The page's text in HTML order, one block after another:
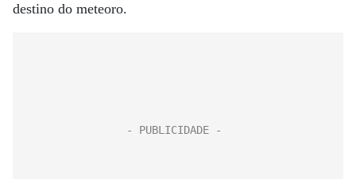
destino do meteoro.